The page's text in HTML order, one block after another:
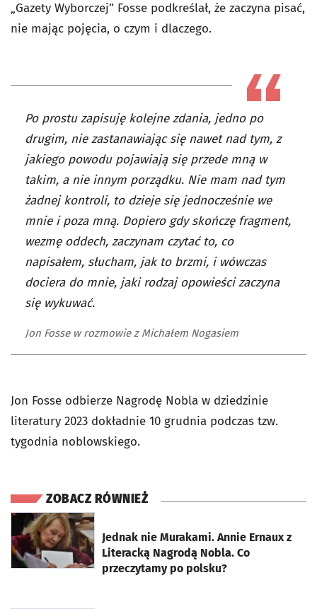
„Gazety Wyborczej” Fosse podkreślał, że zaczyna pisać,
nie mając pojęcia, o czym i dlaczego.
Po prostu zapisuję kolejne zdania, jedno po
drugim, nie zastanawiając się nawet nad tym, z
jakiego powodu pojawiają się przede mną w
takim, a nie innym porządku. Nie mam nad tym
żadnej kontroli, to dzieje się jednocześnie we
mnie i poza mną. Dopiero gdy skończę fragment,
wezmę oddech, zaczynam czytać to, co
napisałem, słucham, jak to brzmi, i wówczas
dociera do mnie, jaki rodzaj opowieści zaczyna
się wykuwać.
Jon Fosse w rozmowie z Michałem Nogasiem
Jon Fosse odbierze Nagrodę Nobla w dziedzinie
literatury 2023 dokładnie 10 grudnia podczas tzw.
tygodnia noblowskiego.
ZOBACZ RÓWNIEŻ
Jednak nie Murakami. Annie Ernaux z
Literacką Nagrodą Nobla. Co
przeczytamy po polsku?
otworzy się w nowej karcie